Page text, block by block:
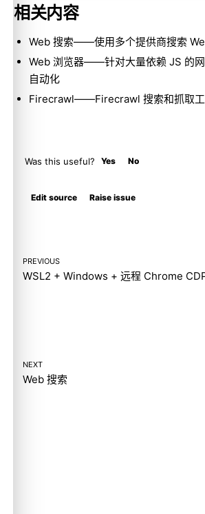
相关内容
Web 搜索——使用多个提供商搜索
Web 浏览器——针对大量依赖 JS 的网
自动化
Firecrawl——Firecrawl 搜索和抓取
Was this useful? Yes No
Edit source Raise issue
PREVIOUS
WSL2 + Windows + 远程 Chrome
NEXT
Web 搜索